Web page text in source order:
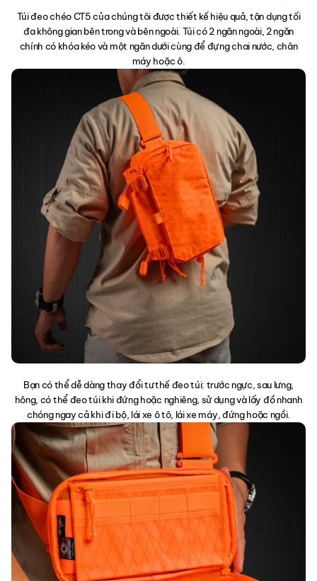
Túi đeo chéo CT5 của chúng tôi được thiết kế hiệu quả, tận dụng tối
đa không gian bên trong và bên ngoài. Túi có 2 ngăn ngoài, 2 ngăn
chính có khóa kéo và một ngăn dưới cùng để đựng chai nước, chân
máy hoặc ô.
Bạn có thể dễ dàng thay đổi tư thế đeo túi: trước ngực, sau lưng,
hông, có thể đeo túi khi đứng hoặc nghiêng, sử dụng và lấy đồ nhanh
chóng ngay cả khi đi bộ, lái xe ô tô, lái xe máy, đứng hoặc ngồi.